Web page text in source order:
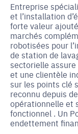
Entreprise
et l’installation
forte valeur
marchés
robotisées pour
de station de
sectorielle
et une clientèle
sur les points clé
reconnu depuis
opérationnelle et
fonctionnel . Un
endettement